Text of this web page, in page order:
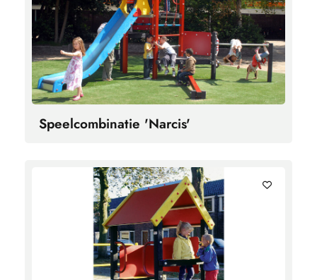
Speelcombinatie 'Narcis'